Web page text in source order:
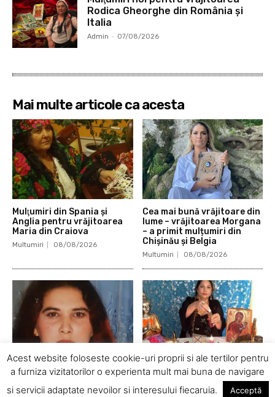
Rodica Gheorghe din România și
Italia
Admin - 07/08/2026
Mai multe articole ca acesta
Mulţumiri din Spania şi
Anglia pentru vrăjitoarea
Maria din Craiova
Multumiri 08/08/2026
Cea mai bună vrăjitoare din
lume – vrăjitoarea Morgana
– a primit mulțumiri din
Chișinău și Belgia
Multumiri 08/08/2026
Mulțumiri din America și
vrăjitoare Delia din Craiova
Mulțumiri din Anglia și din
tămăduitoarea Somerda
Acest website foloseste cookie-uri proprii si ale tertilor pentru
a furniza vizitatorilor o experienta mult mai buna de navigare
si servicii adaptate nevoilor si interesului fiecaruia.
Acceptă